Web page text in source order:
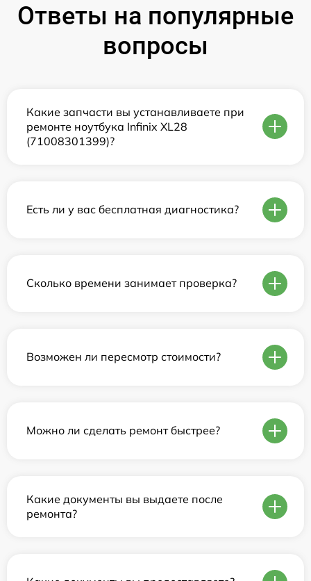
Ответы на популярные
вопросы
Какие запчасти вы устанавливаете при
ремонте ноутбука Infinix XL28
(71008301399)?
Есть ли у вас бесплатная диагностика?
Сколько времени занимает проверка?
Возможен ли пересмотр стоимости?
Можно ли сделать ремонт быстрее?
Какие документы вы выдаете после
ремонта?